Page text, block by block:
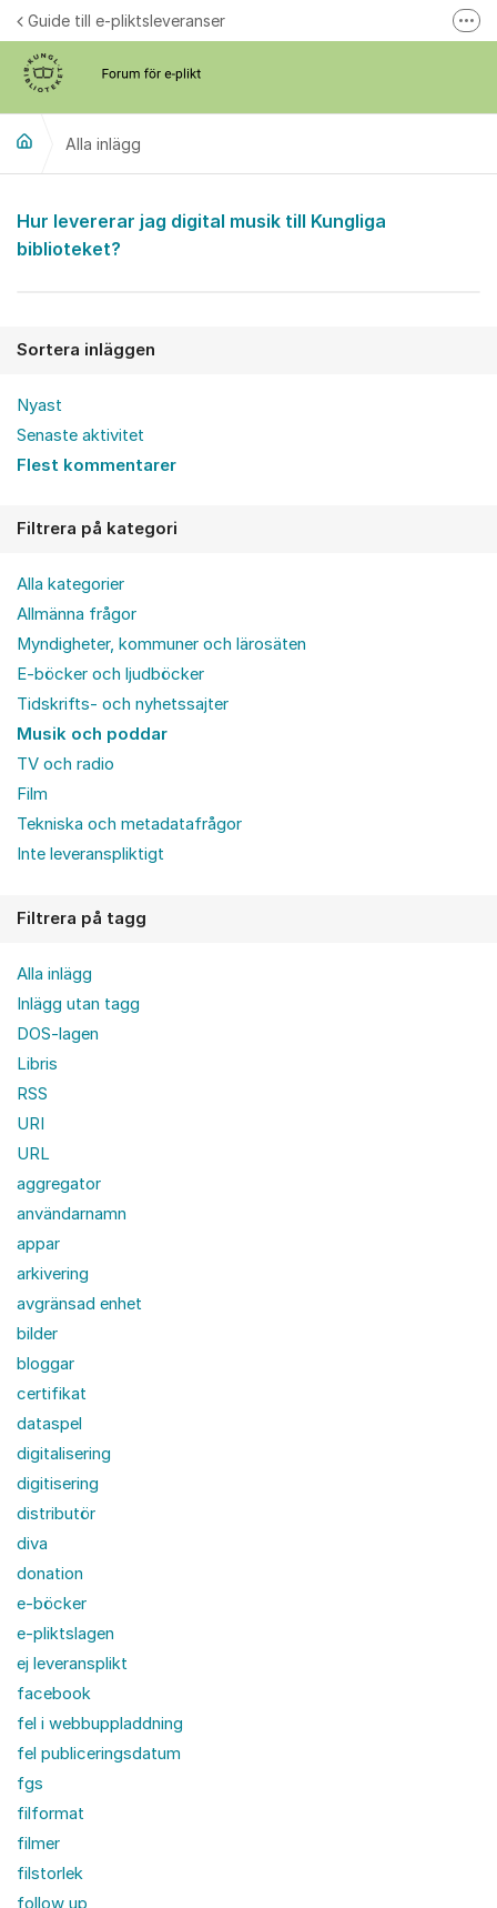
Hoppa till innehåll
Guide till e-pliktsleveranser
Alla inlägg
Alla inlägg
Hur levererar jag digital musik till Kungliga
biblioteket?
Sortera inläggen
Nyast
Senaste aktivitet
Flest kommentarer
Filtrera på kategori
Alla kategorier
Allmänna frågor
Myndigheter, kommuner och lärosäten
E-böcker och ljudböcker
Tidskrifts- och nyhetssajter
Musik och poddar
TV och radio
Film
Tekniska och metadatafrågor
Inte leveranspliktigt
Filtrera på tagg
Alla inlägg
Inlägg utan tagg
DOS-lagen
Libris
RSS
URI
URL
aggregator
användarnamn
appar
arkivering
avgränsad enhet
bilder
bloggar
certifikat
dataspel
digitalisering
digitisering
distributör
diva
donation
e-böcker
e-pliktslagen
ej leveransplikt
facebook
fel i webbuppladdning
fel publiceringsdatum
fgs
filformat
filmer
filstorlek
follow up